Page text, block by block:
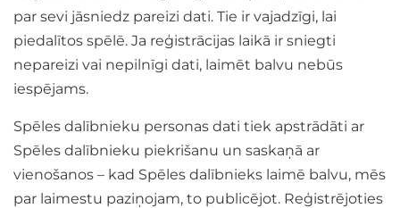
par sevi jāsniedz pareizi dati. Tie ir vajadzīgi, lai
piedalītos spēlē. Ja reģistrācijas laikā ir sniegti
nepareizi vai nepilnīgi dati, laimēt balvu nebūs
iespējams.
Spēles dalībnieku personas dati tiek apstrādāti ar
Spēles dalībnieku piekrišanu un saskaņā ar
vienošanos – kad Spēles dalībnieks laimē balvu, mēs
par laimestu paziņojam, to publicējot. Reģistrējoties